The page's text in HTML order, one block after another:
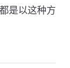
是以这种方